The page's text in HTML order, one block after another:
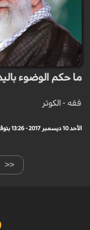
ما حكم الوضوء
فقه - الكوثر
الأحد 10 ديسمبر 2017 - 13:26 بتوقيت مكة
<<